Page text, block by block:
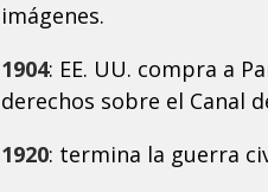
imágenes.
1904: EE. UU. compra a
derechos sobre el Canal
1920: termina la guerra